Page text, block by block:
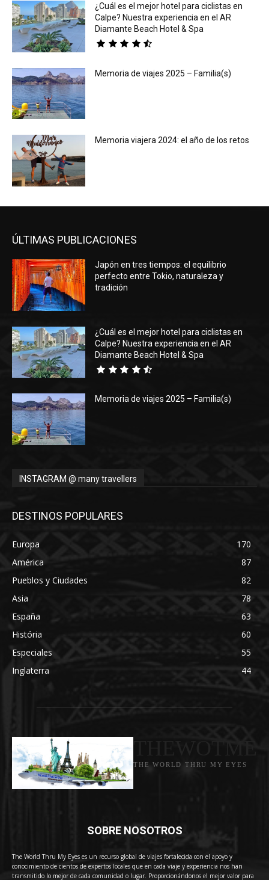
¿Cuál es el mejor hotel para ciclistas en
Calpe? Nuestra experiencia en el AR
Diamante Beach Hotel & Spa
Memoria de viajes 2025 – Familia(s)
Memoria viajera 2024: el año de los retos
ÚLTIMAS PUBLICACIONES
Japón en tres tiempos: el equilibrio
perfecto entre Tokio, naturaleza y
tradición
¿Cuál es el mejor hotel para ciclistas en
Calpe? Nuestra experiencia en el AR
Diamante Beach Hotel & Spa
Memoria de viajes 2025 – Familia(s)
INSTAGRAM @ many travellers
DESTINOS POPULARES
Europa
170
América
87
Pueblos y Ciudades
82
Asia
78
España
63
História
60
Especiales
55
Inglaterra
44
THE WORLD THRU MY EYES
SOBRE NOSOTROS
The World Thru My Eyes es un recurso global de viajes fortalecida con el apoyo y
conocimiento de cientos de expertos locales que en cada viaje y experiencia nos han
transmitido lo mejor de cada comunidad o lugar. Proporcionándonos el mejor valor para